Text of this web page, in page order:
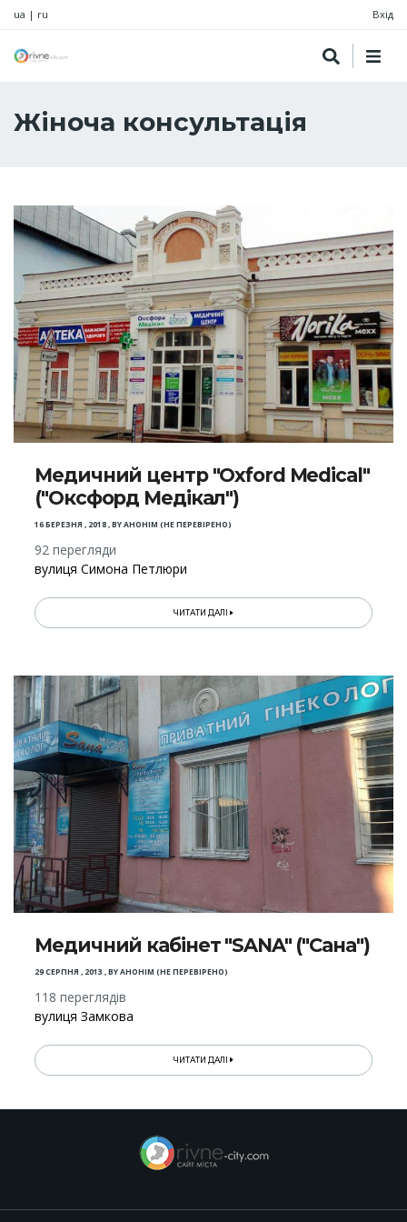
ua | ru Вхід
Жіноча консультація
Медичний центр "Oxford Medical"
("Оксфорд Медікал")
16 БЕРЕЗНЯ , 2018,BYАНОНІМ (НЕ ПЕРЕВІРЕНО)
92 перегляди
вулиця Симона Петлюри
ЧИТАТИ ДАЛІ
Медичний кабінет "SANA" ("Сана")
29 СЕРПНЯ , 2013 ,BYАНОНІМ (НЕ ПЕРЕВІРЕНО)
118 переглядів
вулиця Замкова
ЧИТАТИ ДАЛІ